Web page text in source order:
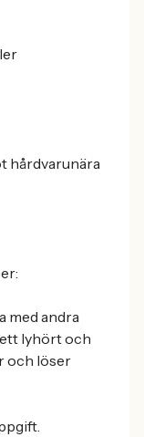
hårdvarunära
med andra
lyhört och
och löser